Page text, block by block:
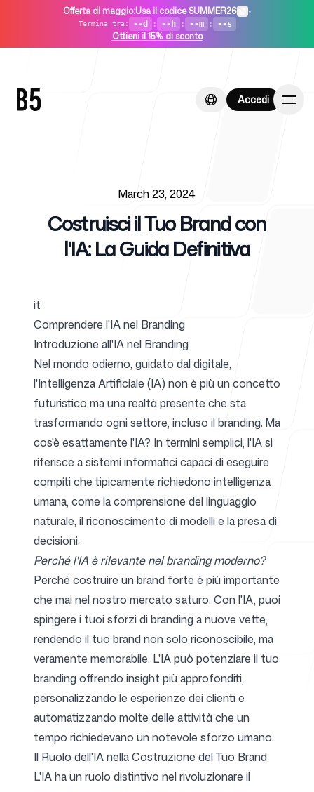
Offerta di maggio:Usa il codice SUMMER26 •
Termina tra: --d : --h : --m : --s
Ottieni il 15% di sconto
Accedi
Accedi
Per agenzie
Blog
Prezzi
Centro assistenza
Strumenti gratuiti
FAQ
March 23, 2024
Costruisci il Tuo Brand con
l'IA: La Guida Definitiva
it
Comprendere l'IA nel Branding
Introduzione all'IA nel Branding
Nel mondo odierno, guidato dal digitale,
l'Intelligenza Artificiale (IA) non è più un concetto
futuristico ma una realtà presente che sta
trasformando ogni settore, incluso il branding. Ma
cos'è esattamente l'IA? In termini semplici, l'IA si
riferisce a sistemi informatici capaci di eseguire
compiti che tipicamente richiedono intelligenza
umana, come la comprensione del linguaggio
naturale, il riconoscimento di modelli e la presa di
decisioni.
Perché l'IA è rilevante nel branding moderno?
Perché costruire un brand forte è più importante
che mai nel nostro mercato saturo. Con l'IA, puoi
spingere i tuoi sforzi di branding a nuove vette,
rendendo il tuo brand non solo riconoscibile, ma
veramente memorabile. L'IA può potenziare il tuo
branding offrendo insight più approfonditi,
personalizzando le esperienze dei clienti e
automatizzando molte delle attività che un
tempo richiedevano un notevole sforzo umano.
Il Ruolo dell'IA nella Costruzione del Tuo Brand
L'IA ha un ruolo distintivo nel rivoluzionare il